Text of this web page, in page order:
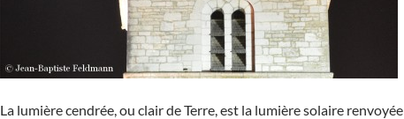
La lumière cendrée, ou clair de Terre, est la lumière solaire renvoyée